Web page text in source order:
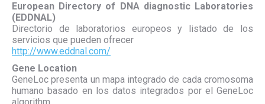
European Directory of DNA diagnostic Laboratories
(EDDNAL)
Directorio de laboratorios europeos y listado de los
servicios que pueden ofrecer
http://www.eddnal.com/
Gene Location
GeneLoc presenta un mapa integrado de cada cromosoma
humano basado en los datos integrados por el GeneLoc